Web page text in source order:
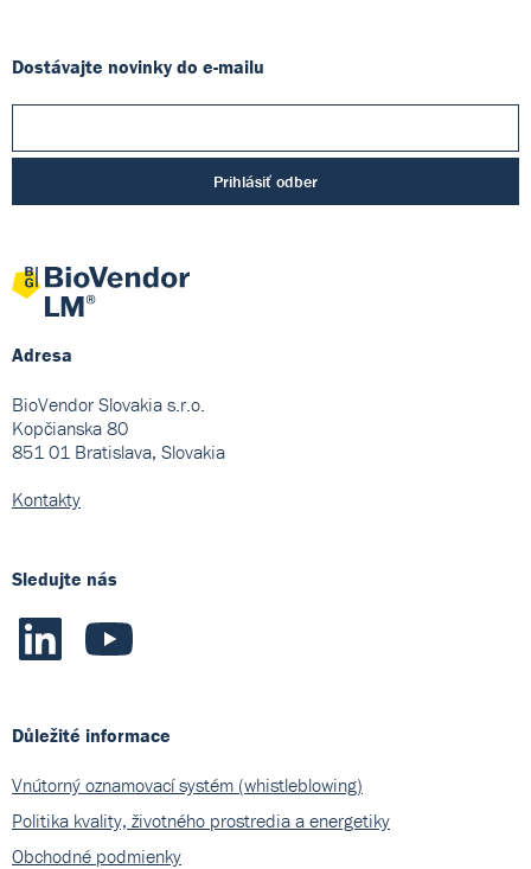
Dostávajte novinky do e-mailu
Prihlásiť odber
Adresa
BioVendor Slovakia s.r.o.
Kopčianska 80
851 01 Bratislava, Slovakia
Kontakty
Sledujte nás
Důležité informace
Vnútorný oznamovací systém (whistleblowing)
Politika kvality, životného prostredia a energetiky
Obchodné podmienky